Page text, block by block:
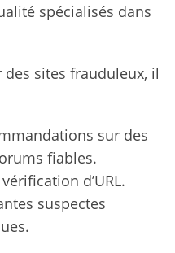
spécialisés dans
sites frauduleux, il
sur des
fiables.
d’URL.
suspectes